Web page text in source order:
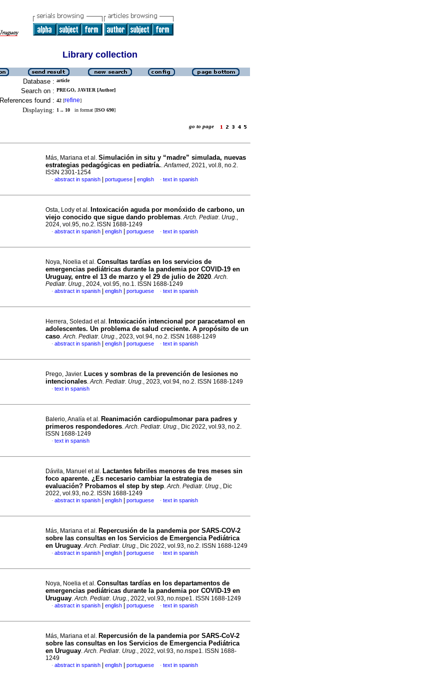
Library collection
Database : article
Search on : PREGO, JAVIER [Author]
References found : 42 [refine]
Displaying: 1 .. 10 in format [ISO 690]
go to page
Más, Mariana et al. Simulación in situ y “madre” simulada, nuevas
estrategias pedagógicas en pediatría..Anfamed, 2021, vol.8, no.2.
ISSN 2301-1254
· abstract in spanish portuguese english · text in spanish
Osta, Lody et al. Intoxicación aguda por monóxido de carbono, un
viejo conocido que sigue dando problemas.Arch. Pediatr. Urug.,
2024, vol.95, no.2. ISSN 1688-1249
· abstract in spanish english portuguese · text in spanish
Noya, Noelia et al. Consultas tardías en los servicios de
emergencias pediátricas durante la pandemia por COVID-19 en
Uruguay, entre el 13 de marzo y el 29 de julio de 2020.Arch.
Pediatr. Urug., 2024, vol.95, no.1. ISSN 1688-1249
· abstract in spanish english portuguese · text in spanish
Herrera, Soledad et al. Intoxicación intencional por paracetamol en
adolescentes. Un problema de salud creciente. A propósito de un
caso.Arch. Pediatr. Urug., 2023, vol.94, no.2. ISSN 1688-1249
· abstract in spanish english portuguese · text in spanish
Prego, Javier. Luces y sombras de la prevención de lesiones no
intencionales.Arch. Pediatr. Urug., 2023, vol.94, no.2. ISSN 1688-1249
· text in spanish
Balerio, Analía et al. Reanimación cardiopulmonar para padres y
primeros respondedores.Arch. Pediatr. Urug., Dic 2022, vol.93, no.2.
ISSN 1688-1249
· text in spanish
Dávila, Manuel et al. Lactantes febriles menores de tres meses sin
foco aparente. ¿Es necesario cambiar la estrategia de
evaluación? Probamos el step by step.Arch. Pediatr. Urug., Dic
2022, vol.93, no.2. ISSN 1688-1249
· abstract in spanish english portuguese · text in spanish
Más, Mariana et al. Repercusión de la pandemia por SARS-COV-2
sobre las consultas en los Servicios de Emergencia Pediátrica
en Uruguay.Arch. Pediatr. Urug., Dic 2022, vol.93, no.2. ISSN 1688-1249
· abstract in spanish english portuguese · text in spanish
Noya, Noelia et al. Consultas tardías en los departamentos de
emergencias pediátricas durante la pandemia por COVID-19 en
Uruguay.Arch. Pediatr. Urug., 2022, vol.93, no.nspe1. ISSN 1688-1249
· abstract in spanish english portuguese · text in spanish
Más, Mariana et al. Repercusión de la pandemia por SARS-CoV-2
sobre las consultas en los Servicios de Emergencia Pediátrica
en Uruguay.Arch. Pediatr. Urug., 2022, vol.93, no.nspe1. ISSN 1688-
1249
· abstract in spanish english portuguese · text in spanish